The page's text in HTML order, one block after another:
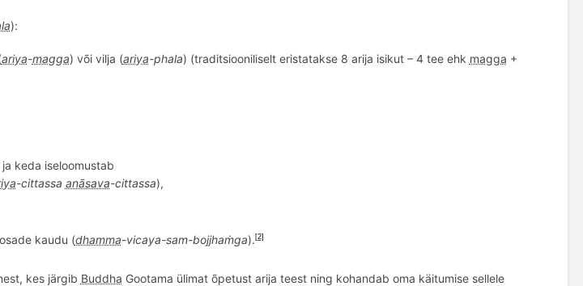
):
ariya-magga) või vilja (ariya-phala) (traditsiooniliselt eristatakse 8 arija isikut – 4 tee ehk magga +
keda iseloomustab
-cittassa anāsava-cittassa),
kaudu (dhamma-vicaya-sam-bojjhaṁga). [2]
kes järgib Buddha Gootama ülimat õpetust arija teest ning kohandab oma käitumise sellele